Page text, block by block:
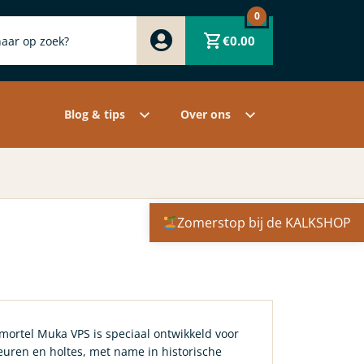
€0.00
0
Zwart
Grijs
Overige pigmenten
Blog & tips Over ons
Contact
Muka VPS is speciaal ontwikkeld voor
en holtes, met name in historische
Zomerstop bij de KALKSHOP